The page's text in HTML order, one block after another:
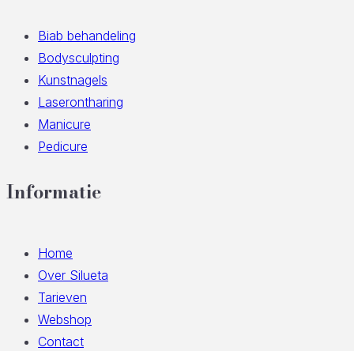
Biab behandeling
Bodysculpting
Kunstnagels
Laserontharing
Manicure
Pedicure
Informatie
Home
Over Silueta
Tarieven
Webshop
Contact